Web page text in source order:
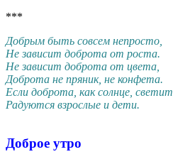
***
Добрым быть совсем непросто,
Не зависит доброта от роста.
Не зависит доброта от цвета,
Доброта не пряник, не конфета.
Если доброта, как солнце, светит,
Радуются взрослые и дети.
Доброе утро